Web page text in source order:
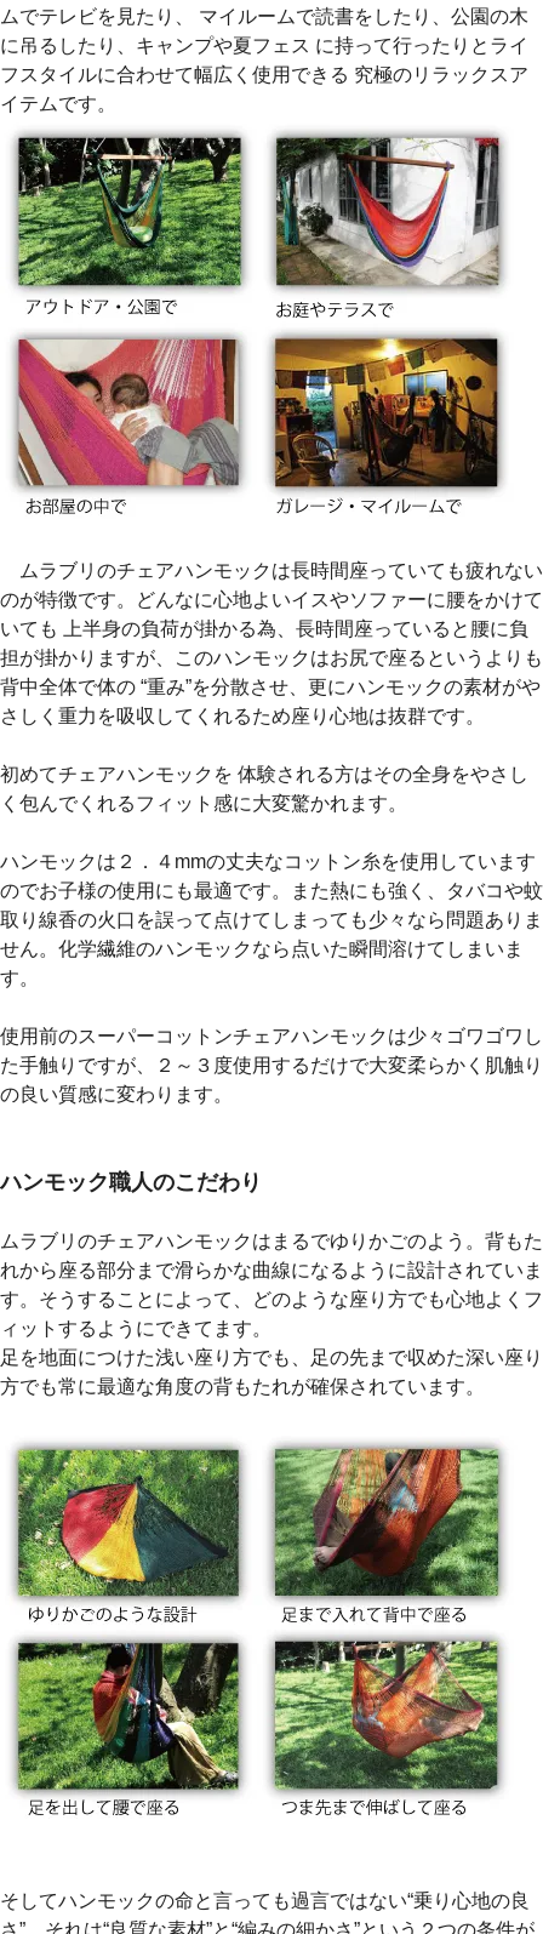
ムでテレビを見たり、 マイルームで読書をしたり、公園の木
に吊るしたり、キャンプや夏フェス に持って行ったりとライ
フスタイルに合わせて幅広く使用できる 究極のリラックスア
イテムです。
ムラブリのチェアハンモックは長時間座っていても疲れない
のが特徴です。どんなに心地よいイスやソファーに腰をかけて
いても 上半身の負荷が掛かる為、長時間座っていると腰に負
担が掛かりますが、このハンモックはお尻で座るというよりも
背中全体で体の “重み”を分散させ、更にハンモックの素材がや
さしく重力を吸収してくれるため座り心地は抜群です。
初めてチェアハンモックを 体験される方はその全身をやさし
く包んでくれるフィット感に大変驚かれます。
ハンモックは２．４mmの丈夫なコットン糸を使用しています
のでお子様の使用にも最適です。また熱にも強く、タバコや蚊
取り線香の火口を誤って点けてしまっても少々なら問題ありま
せん。化学繊維のハンモックなら点いた瞬間溶けてしまいま
す。
使用前のスーパーコットンチェアハンモックは少々ゴワゴワし
た手触りですが、２～３度使用するだけで大変柔らかく肌触り
の良い質感に変わります。
ハンモック職人のこだわり
ムラブリのチェアハンモックはまるでゆりかごのよう。背もた
れから座る部分まで滑らかな曲線になるように設計されていま
す。そうすることによって、どのような座り方でも心地よくフ
ィットするようにできてます。
足を地面につけた浅い座り方でも、足の先まで収めた深い座り
方でも常に最適な角度の背もたれが確保されています。
そしてハンモックの命と言っても過言ではない“乗り心地の良